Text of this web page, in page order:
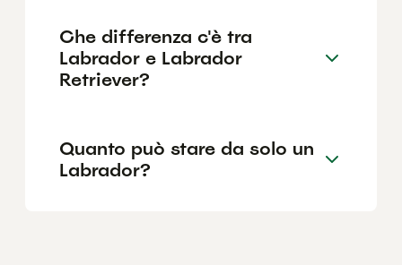
Che differenza c'è tra
Labrador e Labrador
Retriever?
Quanto può stare da solo un
Labrador?